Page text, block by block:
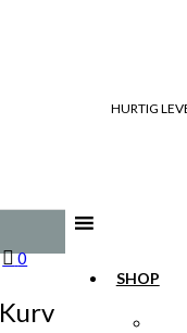
HURTIG
SHOP
0
Kurv